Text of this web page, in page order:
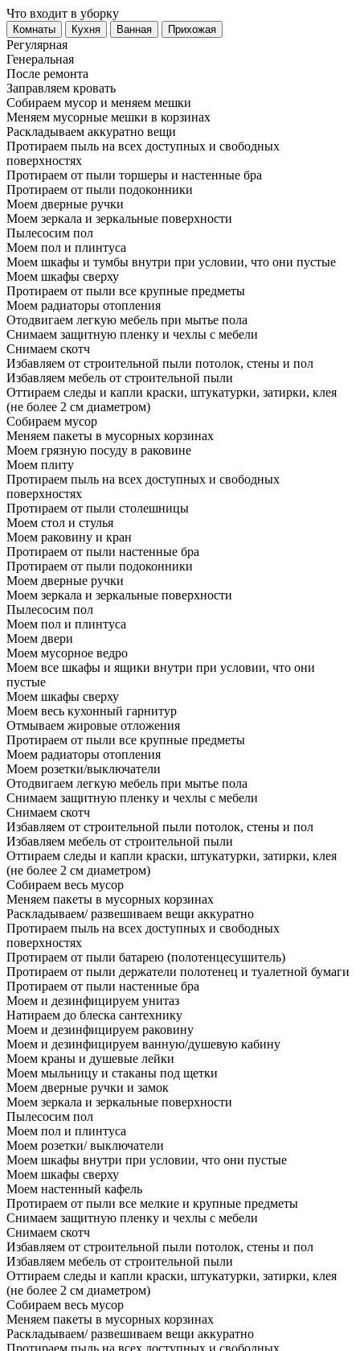
Что входит в уборку
Регу­лярная
Гене­ральная
После ремонта
Заправляем кровать
Собираем мусор и меняем мешки
Меняем мусорные мешки в корзинах
Раскладываем аккуратно вещи
Протираем пыль на всех доступных и свободных
поверхностях
Протираем от пыли торшеры и настенные бра
Протираем от пыли подоконники
Моем дверные ручки
Моем зеркала и зеркальные поверхности
Пылесосим пол
Моем пол и плинтуса
Моем шкафы и тумбы внутри при условии, что они пустые
Моем шкафы сверху
Протираем от пыли все крупные предметы
Моем радиаторы отопления
Отодвигаем легкую мебель при мытье пола
Снимаем защитную пленку и чехлы с мебели
Снимаем скотч
Избавляем от строительной пыли потолок, стены и пол
Избавляем мебель от строительной пыли
Оттираем следы и капли краски, штукатурки, затирки, клея
(не более 2 см диаметром)
Собираем мусор
Меняем пакеты в мусорных корзинах
Моем грязную посуду в раковине
Моем плиту
Протираем пыль на всех доступных и свободных
поверхностях
Протираем от пыли столешницы
Моем стол и стулья
Моем раковину и кран
Протираем от пыли настенные бра
Протираем от пыли подоконники
Моем дверные ручки
Моем зеркала и зеркальные поверхности
Пылесосим пол
Моем пол и плинтуса
Моем двери
Моем мусорное ведро
Моем все шкафы и ящики внутри при условии, что они
пустые
Моем шкафы сверху
Моем весь кухонный гарнитур
Отмываем жировые отложения
Протираем от пыли все крупные предметы
Моем радиаторы отопления
Моем розетки/выключатели
Отодвигаем легкую мебель при мытье пола
Снимаем защитную пленку и чехлы с мебели
Снимаем скотч
Избавляем от строительной пыли потолок, стены и пол
Избавляем мебель от строительной пыли
Оттираем следы и капли краски, штукатурки, затирки, клея
(не более 2 см диаметром)
Собираем весь мусор
Меняем пакеты в мусорных корзинах
Раскладываем/ развешиваем вещи аккуратно
Протираем пыль на всех доступных и свободных
поверхностях
Протираем от пыли батарею (полотенцесушитель)
Протираем от пыли держатели полотенец и туалетной бумаги
Протираем от пыли настенные бра
Моем и дезинфицируем унитаз
Натираем до блеска сантехнику
Моем и дезинфицируем раковину
Моем и дезинфицируем ванную/душевую кабину
Моем краны и душевые лейки
Моем мыльницу и стаканы под щетки
Моем дверные ручки и замок
Моем зеркала и зеркальные поверхности
Пылесосим пол
Моем пол и плинтуса
Моем розетки/ выключатели
Моем шкафы внутри при условии, что они пустые
Моем шкафы сверху
Моем настенный кафель
Протираем от пыли все мелкие и крупные предметы
Снимаем защитную пленку и чехлы с мебели
Снимаем скотч
Избавляем от строительной пыли потолок, стены и пол
Избавляем мебель от строительной пыли
Оттираем следы и капли краски, штукатурки, затирки, клея
(не более 2 см диаметром)
Собираем весь мусор
Меняем пакеты в мусорных корзинах
Раскладываем/ развешиваем вещи аккуратно
Протираем пыль на всех доступных и свободных